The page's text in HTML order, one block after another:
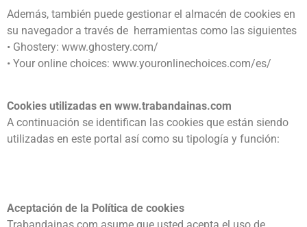
Además, también puede gestionar el almacén de cookies en
su navegador a través de herramientas como las siguientes
• Ghostery: www.ghostery.com/
• Your online choices: www.youronlinechoices.com/es/
Cookies utilizadas en www.trabandainas.com
A continuación se identifican las cookies que están siendo
utilizadas en este portal así como su tipología y función:
Aceptación de la Política de cookies